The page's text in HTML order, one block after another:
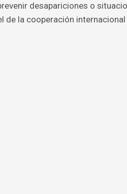
desapariciones o
de la cooperación